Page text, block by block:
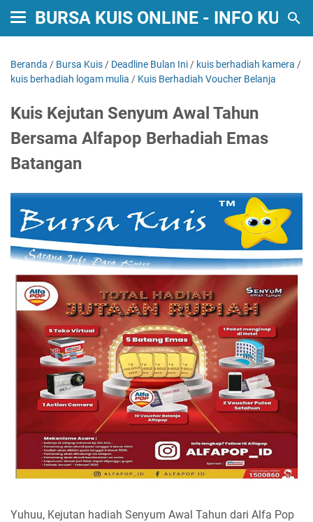
BURSA KUIS ONLINE - INFO KUIS
Beranda / Bursa Kuis / Deadline Bulan Ini / kuis berhadiah kamera /
kuis berhadiah logam mulia / Kuis Berhadiah Voucher Belanja
Kuis Kejutan Senyum Awal Tahun
Bersama Alfapop Berhadiah Emas
Batangan
Yuhuu, Kejutan hadiah Senyum Awal Tahun dari Alfa Pop